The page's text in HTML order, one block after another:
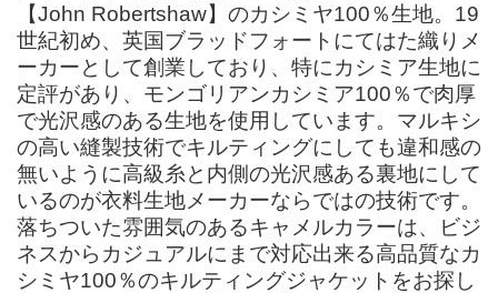
【John Robertshaw】のカシミヤ100％生地。19
世紀初め、英国ブラッドフォートにてはた織りメ
ーカーとして創業しており、特にカシミア生地に
定評があり、モンゴリアンカシミア100％で肉厚
で光沢感のある生地を使用しています。マルキシ
の高い縫製技術でキルティングにしても違和感の
無いように高級糸と内側の光沢感ある裏地にして
いるのが衣料生地メーカーならではの技術です。
落ちついた雰囲気のあるキャメルカラーは、ビジ
ネスからカジュアルにまで対応出来る高品質なカ
シミヤ100％のキルティングジャケットをお探し